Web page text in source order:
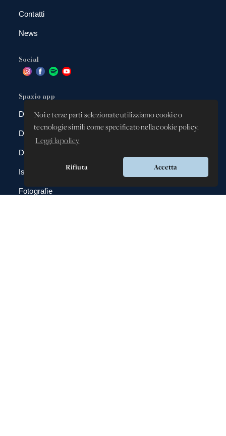
Noi e terze parti selezionate utilizziamo cookie o
tecnologie simili come specificato nella cookie policy.
Leggi la policy
Rifiuta Accetta
Contatti
News
Social
Spazio app
DBAnima
DBContest
DBDrive
Iscrizioni
Fotografie